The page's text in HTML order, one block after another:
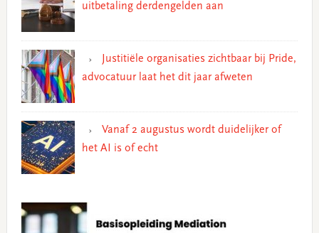
uitbetaling derdengelden aan
Justitiële organisaties zichtbaar bij Pride,
advocatuur laat het dit jaar afweten
Vanaf 2 augustus wordt duidelijker of
het AI is of echt